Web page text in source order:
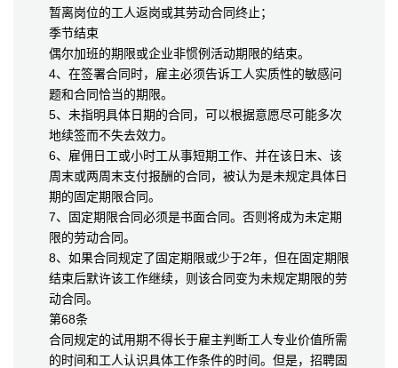
暂离岗位的工人返岗或其劳动合同终止；
季节结束
偶尔加班的期限或企业非惯例活动期限的结束。
4、在签署合同时，雇主必须告诉工人实质性的敏感问
题和合同恰当的期限。
5、未指明具体日期的合同，可以根据意愿尽可能多次
地续签而不失去效力。
6、雇佣日工或小时工从事短期工作、并在该日末、该
周末或两周末支付报酬的合同，被认为是未规定具体日
期的固定期限合同。
7、固定期限合同必须是书面合同。否则将成为未定期
限的劳动合同。
8、如果合同规定了固定期限或少于2年，但在固定期限
结束后默许该工作继续，则该合同变为未规定期限的劳
动合同。
第68条
合同规定的试用期不得长于雇主判断工人专业价值所需
的时间和工人认识具体工作条件的时间。但是，招聘固